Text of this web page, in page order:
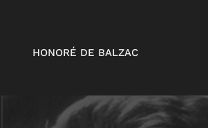
HONORÉ DE BALZAC